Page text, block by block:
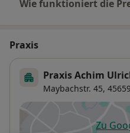
Wie funktioniert die
Praxis
Praxis Achim
Maybachstr. 45,
Zu